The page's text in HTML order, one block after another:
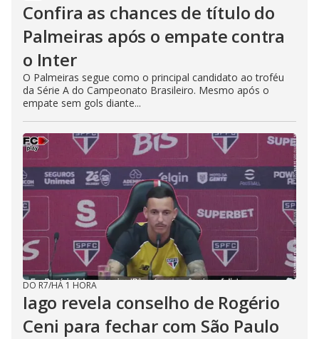
Confira as chances de título do
Palmeiras após o empate contra
o Inter
O Palmeiras segue como o principal candidato ao troféu
da Série A do Campeonato Brasileiro. Mesmo após o
empate sem gols diante...
DO R7/HÁ 1 HORA
Iago revela conselho de Rogério
Ceni para fechar com São Paulo